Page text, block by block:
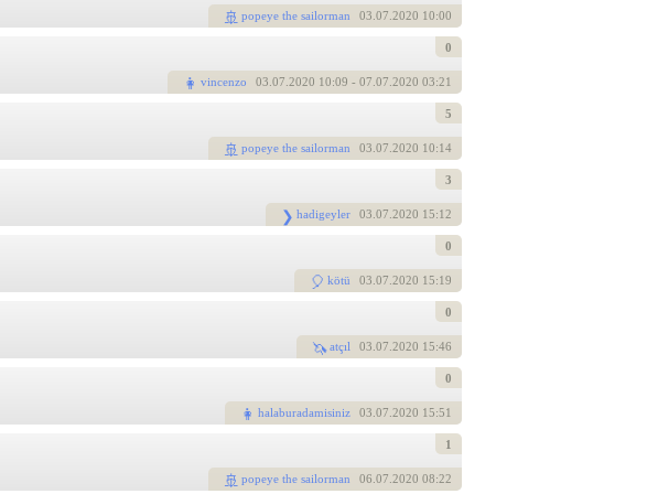
popeye the sailorman 03 .07.2020 10:00
vincenzo 03 .07.2020 10:09 - 07.07.2020 03:21
0
popeye the sailorman 03 .07.2020 10:14
5
hadigeyler 03 .07.2020 15:12
3
kötü 03 .07.2020 15:19
0
atçıl 03 .07.2020 15:46
0
halaburadamisiniz 03 .07.2020 15:51
0
popeye the sailorman 06 .07.2020 08:22
1